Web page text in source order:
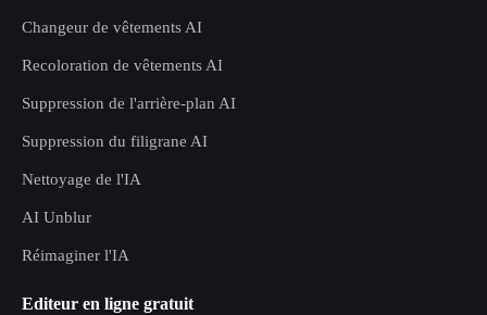
Changeur de vêtements AI
Recoloration de vêtements AI
Suppression de l'arrière-plan AI
Suppression du filigrane AI
Nettoyage de l'IA
AI Unblur
Réimaginer l'IA
Editeur en ligne gratuit